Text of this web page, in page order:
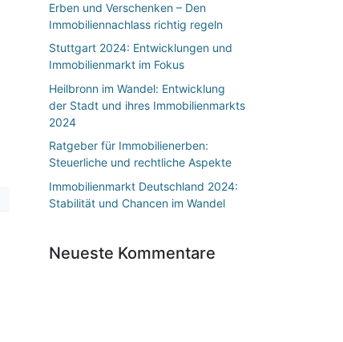
Erben und Verschenken – Den
Immobiliennachlass richtig regeln
Stuttgart 2024: Entwicklungen und
Immobilienmarkt im Fokus
Heilbronn im Wandel: Entwicklung
der Stadt und ihres Immobilienmarkts
2024
Ratgeber für Immobilienerben:
Steuerliche und rechtliche Aspekte
Immobilienmarkt Deutschland 2024:
Stabilität und Chancen im Wandel
Neueste Kommentare